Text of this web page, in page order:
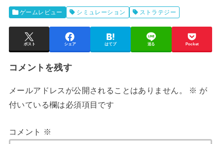
ゲームレビュー シミュレーション ストラテジー
ポスト シェア はてブ 送る Pocket
コメントを残す
メールアドレスが公開されることはありません。 ※ が
付いている欄は必須項目です
コメント ※